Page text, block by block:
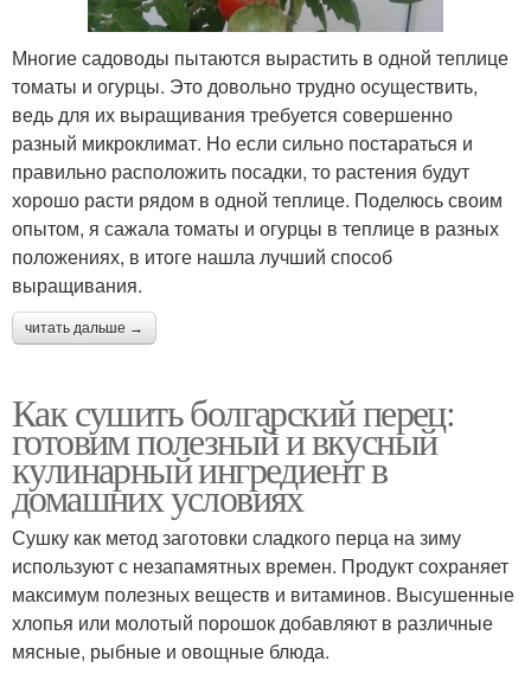
Многие садоводы пытаются вырастить в одной теплице
томаты и огурцы. Это довольно трудно осуществить,
ведь для их выращивания требуется совершенно
разный микроклимат. Но если сильно постараться и
правильно расположить посадки, то растения будут
хорошо расти рядом в одной теплице. Поделюсь своим
опытом, я сажала томаты и огурцы в теплице в разных
положениях, в итоге нашла лучший способ
выращивания.
читать дальше →
Как сушить болгарский перец:
готовим полезный и вкусный
кулинарный ингредиент в
домашних условиях
Сушку как метод заготовки сладкого перца на зиму
используют с незапамятных времен. Продукт сохраняет
максимум полезных веществ и витаминов. Высушенные
хлопья или молотый порошок добавляют в различные
мясные, рыбные и овощные блюда.